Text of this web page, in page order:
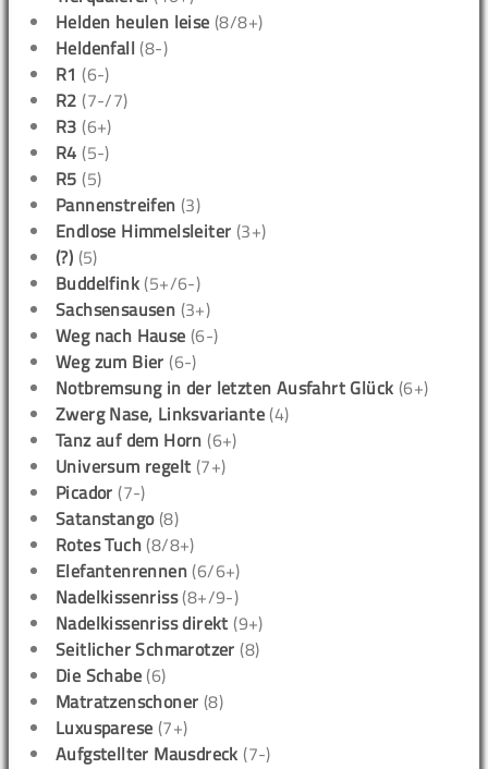
Helden heulen leise (8/8+)
Heldenfall (8-)
R1 (6-)
R2 (7-/7)
R3 (6+)
R4 (5-)
R5 (5)
Pannenstreifen (3)
Endlose Himmelsleiter (3+)
(?) (5)
Buddelfink (5+/6-)
Sachsensausen (3+)
Weg nach Hause (6-)
Weg zum Bier (6-)
Notbremsung in der letzten Ausfahrt Glück (6+)
Zwerg Nase, Linksvariante (4)
Tanz auf dem Horn (6+)
Universum regelt (7+)
Picador (7-)
Satanstango(8)
Rotes Tuch (8/8+)
Elefantenrennen (6/6+)
Nadelkissenriss(8+/9-)
Nadelkissenriss direkt (9+)
Seitlicher Schmarotzer (8)
Die Schabe (6)
Matratzenschoner (8)
Luxusparese (7+)
Aufgstellter Mausdreck (7-)